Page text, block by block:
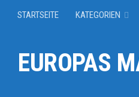
STARTSEITE KATEGORIEN
EUROPAS